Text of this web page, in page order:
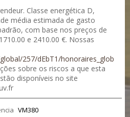
Classe energética D,
média estimada de gasto
com base nos preços de
e 2410.00 €. Nossas
257/dEbT1/honoraires_glob
sobre os riscos a que esta
disponíveis no site
VM380